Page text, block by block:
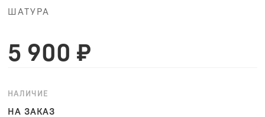
ШАТУРА
5 900 ₽
НАЛИЧИЕ
НА ЗАКАЗ